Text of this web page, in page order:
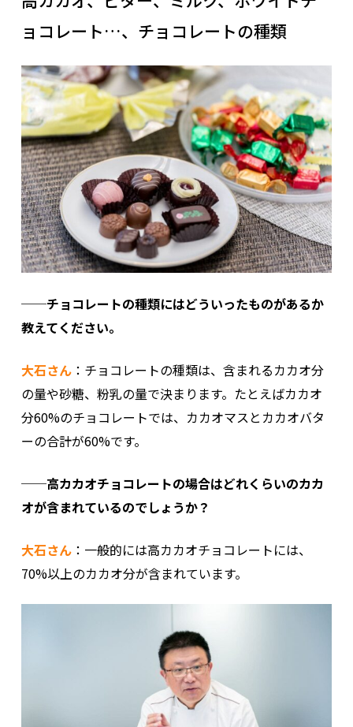
ョコレート…、チョコレートの種類
──チョコレートの種類にはどういったものがあるか
教えてください。
大石さん：チョコレートの種類は、含まれるカカオ分
の量や砂糖、粉乳の量で決まります。たとえばカカオ
分60%のチョコレートでは、カカオマスとカカオバタ
ーの合計が60%です。
──高カカオチョコレートの場合はどれくらいのカカ
オが含まれているのでしょうか？
大石さん：一般的には高カカオチョコレートには、
70%以上のカカオ分が含まれています。